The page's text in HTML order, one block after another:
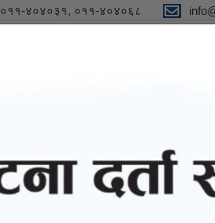
०११-४०४०३१, ०११-४०४०६८